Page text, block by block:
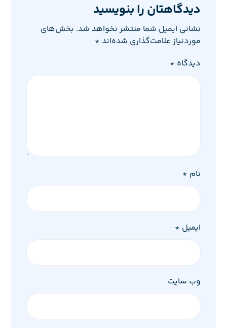
دیدگاهتان را بنویسید
نشانی ایمیل شما منتشر نخواهد شد. بخش‌های
موردنیاز علامت‌گذاری شده‌اند *
دیدگاه *
نام *
ایمیل *
وب‌ سایت